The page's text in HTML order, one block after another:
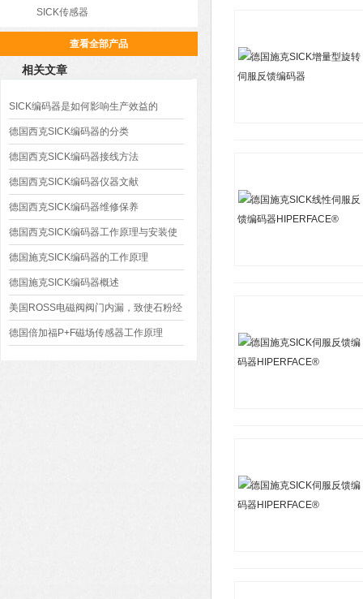
SICK传感器
查看全部产品
相关文章
SICK编码器是如何影响生产效益的
德国西克SICK编码器的分类
德国西克SICK编码器接线方法
德国西克SICK编码器仪器文献
德国西克SICK编码器维修保养
德国西克SICK编码器工作原理与安装使
用
德国施克SICK编码器的工作原理
德国施克SICK编码器概述
美国ROSS电磁阀阀门内漏，致使石粉经
常成堆地泄漏的原因分析
德国倍加福P+F磁场传感器工作原理